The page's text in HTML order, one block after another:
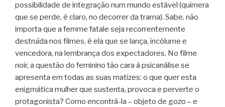
possibilidade de integração num mundo estável (quimera
que se perde, é claro, no decorrer da trama). Sabe, não
importa que a femme fatale seja recorrentemente
destruída nos filmes, é ela que se lança, incólume e
vencedora, na lembrança dos expectadores. No filme
noir, a questão do feminino tão cara à psicanálise se
apresenta em todas as suas matizes: o que quer esta
enigmática mulher que sustenta, provoca e perverte o
protagonista? Como encontrá-la – objeto de gozo – e